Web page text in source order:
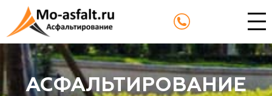
АСФАЛЬТИРОВАНИЕ